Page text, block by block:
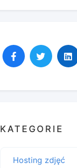
KATEGORIE
Hosting zdjęć